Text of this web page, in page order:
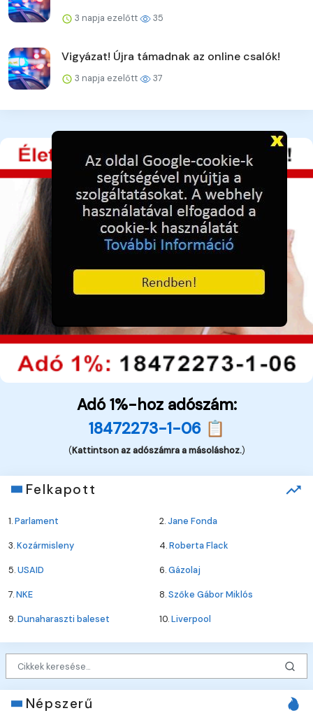
3 napja ezelőtt 35
Vigyázat! Újra támadnak az online csalók!
3 napja ezelőtt 37
Adó 1%-hoz adószám:
18472273-1-06 📋
(Kattintson az adószámra a másoláshoz.)
Felkapott
1.Parlament 2.Jane Fonda
3.Kozármisleny 4.Roberta Flack
5.USAID 6.Gázolaj
7.NKE 8.Szőke Gábor Miklós
9.Dunaharaszti baleset 10.Liverpool
Népszerű